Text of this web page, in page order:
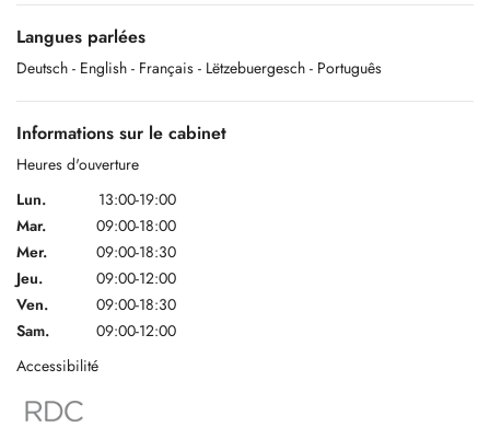
Langues parlées
Deutsch - English - Français - Lëtzebuergesch - Português
Informations sur le cabinet
Heures d'ouverture
Lun.
13:00-19:00
Mar.
09:00-18:00
Mer.
09:00-18:30
Jeu.
09:00-12:00
Ven.
09:00-18:30
Sam.
09:00-12:00
Accessibilité